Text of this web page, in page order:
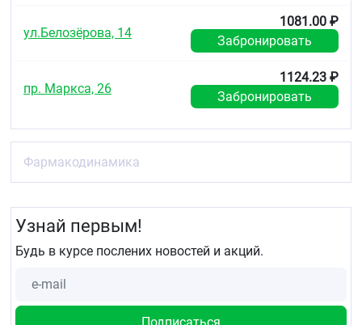
ул.Белозёрова, 14
1081.00 ₽
Забронировать
пр. Маркса, 26
1124.23 ₽
Забронировать
Фармакодинамика
Узнай первым!
Будь в курсе послених новостей и акций.